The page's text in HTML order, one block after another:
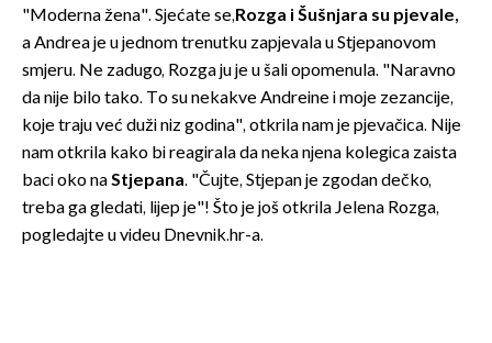
"Moderna žena". Sjećate se,Rozga i Šušnjara su pjevale,
a Andrea je u jednom trenutku zapjevala u Stjepanovom
smjeru. Ne zadugo, Rozga ju je u šali opomenula. "Naravno
da nije bilo tako. To su nekakve Andreine i moje zezancije,
koje traju već duži niz godina", otkrila nam je pjevačica. Nije
nam otkrila kako bi reagirala da neka njena kolegica zaista
baci oko naStjepana. "Čujte, Stjepan je zgodan dečko,
treba ga gledati, lijep je"! Što je još otkrila Jelena Rozga,
pogledajte u videu Dnevnik.hr-a.